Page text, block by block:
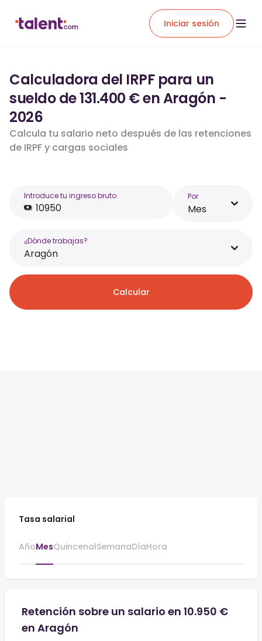
Iniciar sesión
Calculadora del IRPF para un
sueldo de 131.400 € en Aragón -
2026
Calcula tu salario neto después de las retenciones
de IRPF y cargas sociales
Introduce tu ingreso bruto Por
Mes
¿Dónde trabajas?
Aragón
Calcular
Tasa salarial
AñoMesQuincenalSemanaDíaHora
Retención sobre un salario en 10.950 €
en Aragón